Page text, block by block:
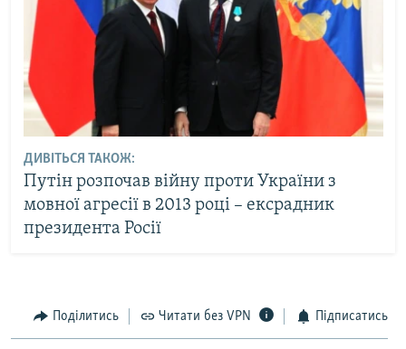
ДИВІТЬСЯ ТАКОЖ:
Путін розпочав війну проти України з
мовної агресії в 2013 році – ексрадник
президента Росії
Поділитись Читати без VPN Підписатись